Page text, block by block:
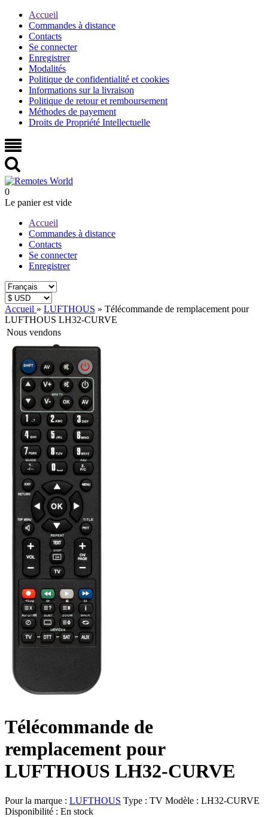
Accueil
Commandes à distance
Contacts
Se connecter
Enregistrer
Modalités
Politique de confidentialité et cookies
Informations sur la livraison
Politique de retour et remboursement
Méthodes de payement
Droits de Propriété Intellectuelle
0
Le panier est vide
Accueil
Commandes à distance
Contacts
Se connecter
Enregistrer
Accueil » LUFTHOUS » Télécommande de remplacement pour
LUFTHOUS LH32-CURVE
Nous vendons
Télécommande de
remplacement pour
LUFTHOUS LH32-CURVE
Pour la marque : LUFTHOUS Type : TV Modèle : LH32-CURVE
Disponibilité : En stock